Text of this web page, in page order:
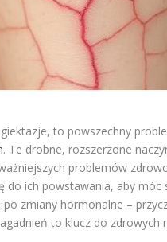
to powszechny
. Te drobne, rozszerzone
problemów
do ich powstawania, aby móc
zmiany hormonalne –
to klucz do zdrowych